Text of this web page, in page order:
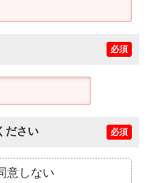
必須
ださい 必須
意しない